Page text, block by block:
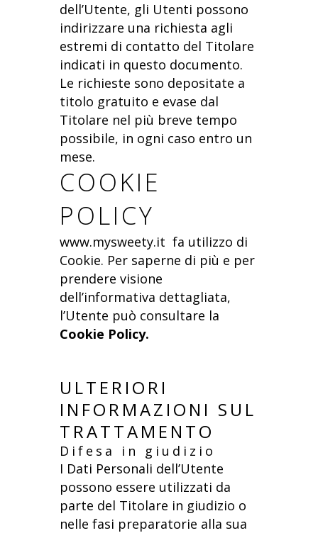
dell’Utente, gli Utenti possono
indirizzare una richiesta agli
estremi di contatto del Titolare
indicati in questo documento.
Le richieste sono depositate a
titolo gratuito e evase dal
Titolare nel più breve tempo
possibile, in ogni caso entro un
mese.
COOKIE
POLICY
www.mysweety.it fa utilizzo di
Cookie. Per saperne di più e per
prendere visione
dell’informativa dettagliata,
l’Utente può consultare la
Cookie Policy.
ULTERIORI
INFORMAZIONI SUL
TRATTAMENTO
Difesa in giudizio
I Dati Personali dell’Utente
possono essere utilizzati da
parte del Titolare in giudizio o
nelle fasi preparatorie alla sua